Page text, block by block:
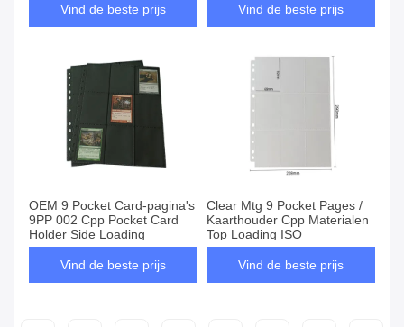
Vind de beste prijs Vind de beste prijs
OEM 9 Pocket Card-pagina's
9PP 002 Cpp Pocket Card
Holder Side Loading
Vind de beste prijs
Clear Mtg 9 Pocket Pages /
Kaarthouder Cpp Materialen
Top Loading ISO
Vind de beste prijs